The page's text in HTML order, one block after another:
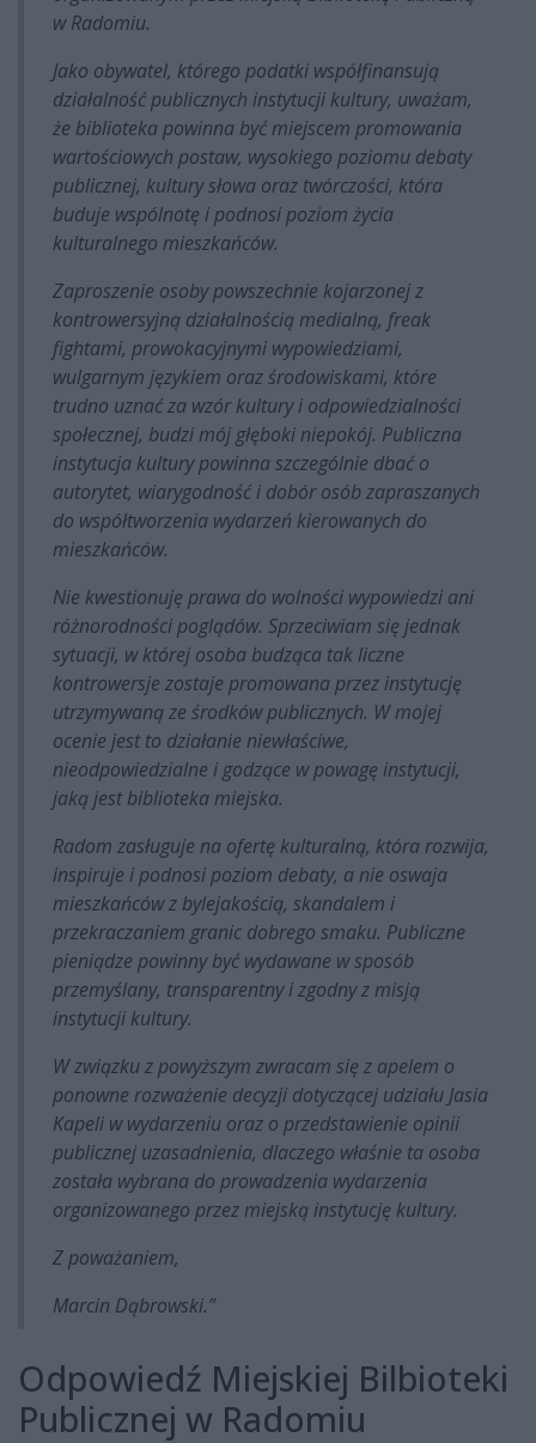
w Radomiu.
Jako obywatel, którego podatki współfinansują
działalność publicznych instytucji kultury, uważam,
że biblioteka powinna być miejscem promowania
wartościowych postaw, wysokiego poziomu debaty
publicznej, kultury słowa oraz twórczości, która
buduje wspólnotę i podnosi poziom życia
kulturalnego mieszkańców.
Zaproszenie osoby powszechnie kojarzonej z
kontrowersyjną działalnością medialną, freak
fightami, prowokacyjnymi wypowiedziami,
wulgarnym językiem oraz środowiskami, które
trudno uznać za wzór kultury i odpowiedzialności
społecznej, budzi mój głęboki niepokój. Publiczna
instytucja kultury powinna szczególnie dbać o
autorytet, wiarygodność i dobór osób zapraszanych
do współtworzenia wydarzeń kierowanych do
mieszkańców.
Nie kwestionuję prawa do wolności wypowiedzi ani
różnorodności poglądów. Sprzeciwiam się jednak
sytuacji, w której osoba budząca tak liczne
kontrowersje zostaje promowana przez instytucję
utrzymywaną ze środków publicznych. W mojej
ocenie jest to działanie niewłaściwe,
nieodpowiedzialne i godzące w powagę instytucji,
jaką jest biblioteka miejska.
Radom zasługuje na ofertę kulturalną, która rozwija,
inspiruje i podnosi poziom debaty, a nie oswaja
mieszkańców z bylejakością, skandalem i
przekraczaniem granic dobrego smaku. Publiczne
pieniądze powinny być wydawane w sposób
przemyślany, transparentny i zgodny z misją
instytucji kultury.
W związku z powyższym zwracam się z apelem o
ponowne rozważenie decyzji dotyczącej udziału Jasia
Kapeli w wydarzeniu oraz o przedstawienie opinii
publicznej uzasadnienia, dlaczego właśnie ta osoba
została wybrana do prowadzenia wydarzenia
organizowanego przez miejską instytucję kultury.
Z poważaniem,
Marcin Dąbrowski.”
Odpowiedź Miejskiej Bilbioteki
Publicznej w Radomiu